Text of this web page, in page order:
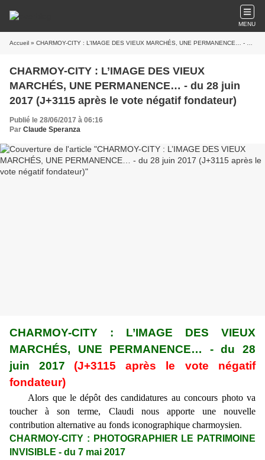
MENU
Accueil » CHARMOY-CITY : L’IMAGE DES VIEUX MARCHÉS, UNE PERMANENCE… - du 28 juin 2017 (J+3115 après le vote négatif fondateur)
CHARMOY-CITY : L’IMAGE DES VIEUX
MARCHÉS, UNE PERMANENCE… - du 28 juin
2017 (J+3115 après le vote négatif fondateur)
Publié le 28/06/2017 à 06:16
Par Claude Speranza
CHARMOY-CITY : L’IMAGE DES VIEUX
MARCHÉS, UNE PERMANENCE… - du 28
juin 2017
(J+3115 après le vote négatif
fondateur)
Alors que le dépôt des candidatures au concours photo va
toucher à son terme, Claudi nous apporte une nouvelle
contribution alternative au fonds iconographique charmoysien.
CHARMOY-CITY : PHOTOGRAPHIER LE PATRIMOINE
INVISIBLE - du 7 mai 2017